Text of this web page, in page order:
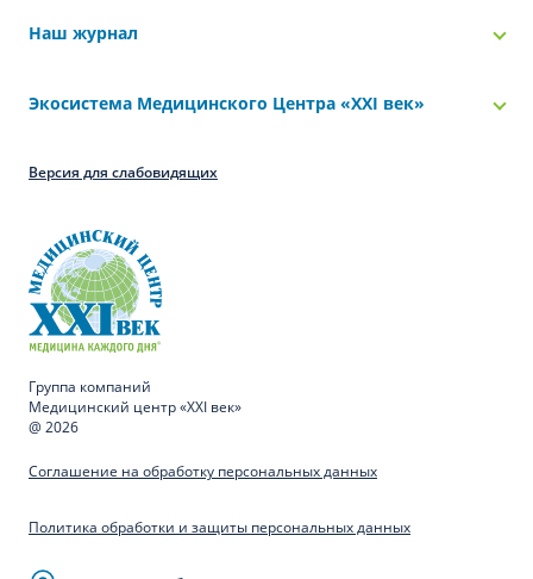
Наш журнал
Экосистема Медицинского Центра «‎XXI век»
Версия для слабовидящих
Группа компаний
Медицинский центр «XXI век»
@ 2026
Соглашение на обработку персональных данных
Политика обработки и защиты персональных данных